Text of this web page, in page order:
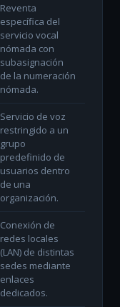
Reventa
específica del
servicio vocal
nómada con
subasignación
de la numeración
nómada.
Servicio de voz
restringido a un
grupo
predefinido de
usuarios dentro
de una
organización.
Conexión de
redes locales
(LAN) de distintas
sedes mediante
enlaces
dedicados.